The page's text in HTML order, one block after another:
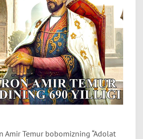
Amir Temur bobomizning “Adolat